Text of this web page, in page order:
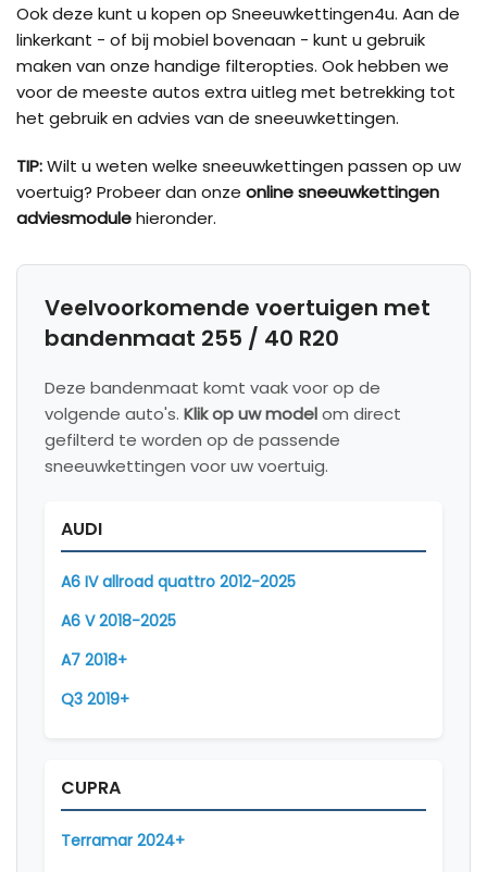
Ook deze kunt u kopen op Sneeuwkettingen4u. Aan de
linkerkant - of bij mobiel bovenaan - kunt u gebruik
maken van onze handige filteropties. Ook hebben we
voor de meeste autos extra uitleg met betrekking tot
het gebruik en advies van de sneeuwkettingen.
TIP:Wilt u weten welke sneeuwkettingen passen op uw
voertuig? Probeer dan onze online sneeuwkettingen
adviesmodulehieronder.
Veelvoorkomende voertuigen met
bandenmaat 255 / 40 R20
Deze bandenmaat komt vaak voor op de
volgende auto's. Klik op uw modelom direct
gefilterd te worden op de passende
sneeuwkettingen voor uw voertuig.
AUDI
A6 IV allroad quattro 2012-2025
A6 V 2018-2025
A7 2018+
Q3 2019+
CUPRA
Terramar 2024+